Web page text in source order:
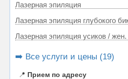
Лазерная эпиляция
Лазерная эпиляция глубокого
Лазерная эпиляция усиков / жен.
➡️ Все услуги и цены (19)
📍 Прием по адресу